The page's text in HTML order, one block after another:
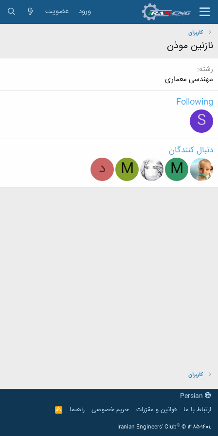
ورود عضویت
کاربران
نازنین موذن
رشته
مهندسی معماری
Following
S
دنبال کنندگان
M
M د
کاربران
ارتباط با ما
قوانین و مقرّرات حریم خصوصی راهنما
R
S
Iranian Engineers' Club® © 1385-1401.